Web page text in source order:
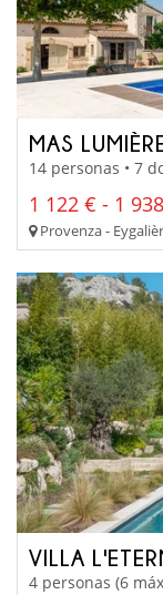
MAS
14 personas • 7
1 122 € - 1
Provenza -
VILLA
4 personas (6